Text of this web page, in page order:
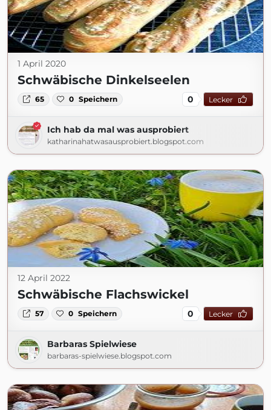
1 April 2020
Schwäbische Dinkelseelen
65 0 Speichern 0 Lecker
Ich hab da mal was ausprobiert
katharinahatwasausprobiert.blogspot.com
12 April 2022
Schwäbische Flachswickel
57 0 Speichern 0 Lecker
Barbaras Spielwiese
barbaras-spielwiese.blogspot.com